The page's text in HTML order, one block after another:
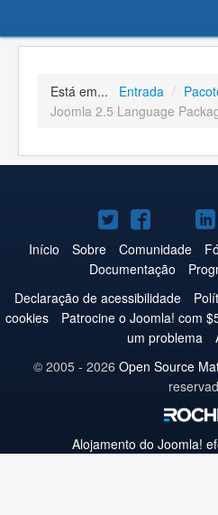
Está em... Entrada /
Joomla 2.5 Language
Joomla!
no
Twitter
Joomla!
nono
Início Sobre Comunidade
Documentação
Declaração de acessibilidade
cookies
Patrocine o Joomla! com
um problema
© 2005 - 2026 Open Source
Alojamento do Joomla!